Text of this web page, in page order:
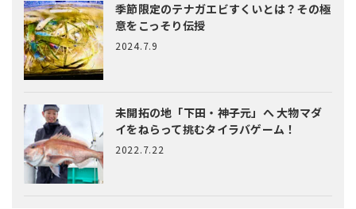
季節限定のテナガエビすくいとは？ その極
意をこっそり伝授
2024.7.9
未開拓の地「下田・神子元」へ大物マダ
イをねらって挑むタイラバゲーム！
2022.7.22